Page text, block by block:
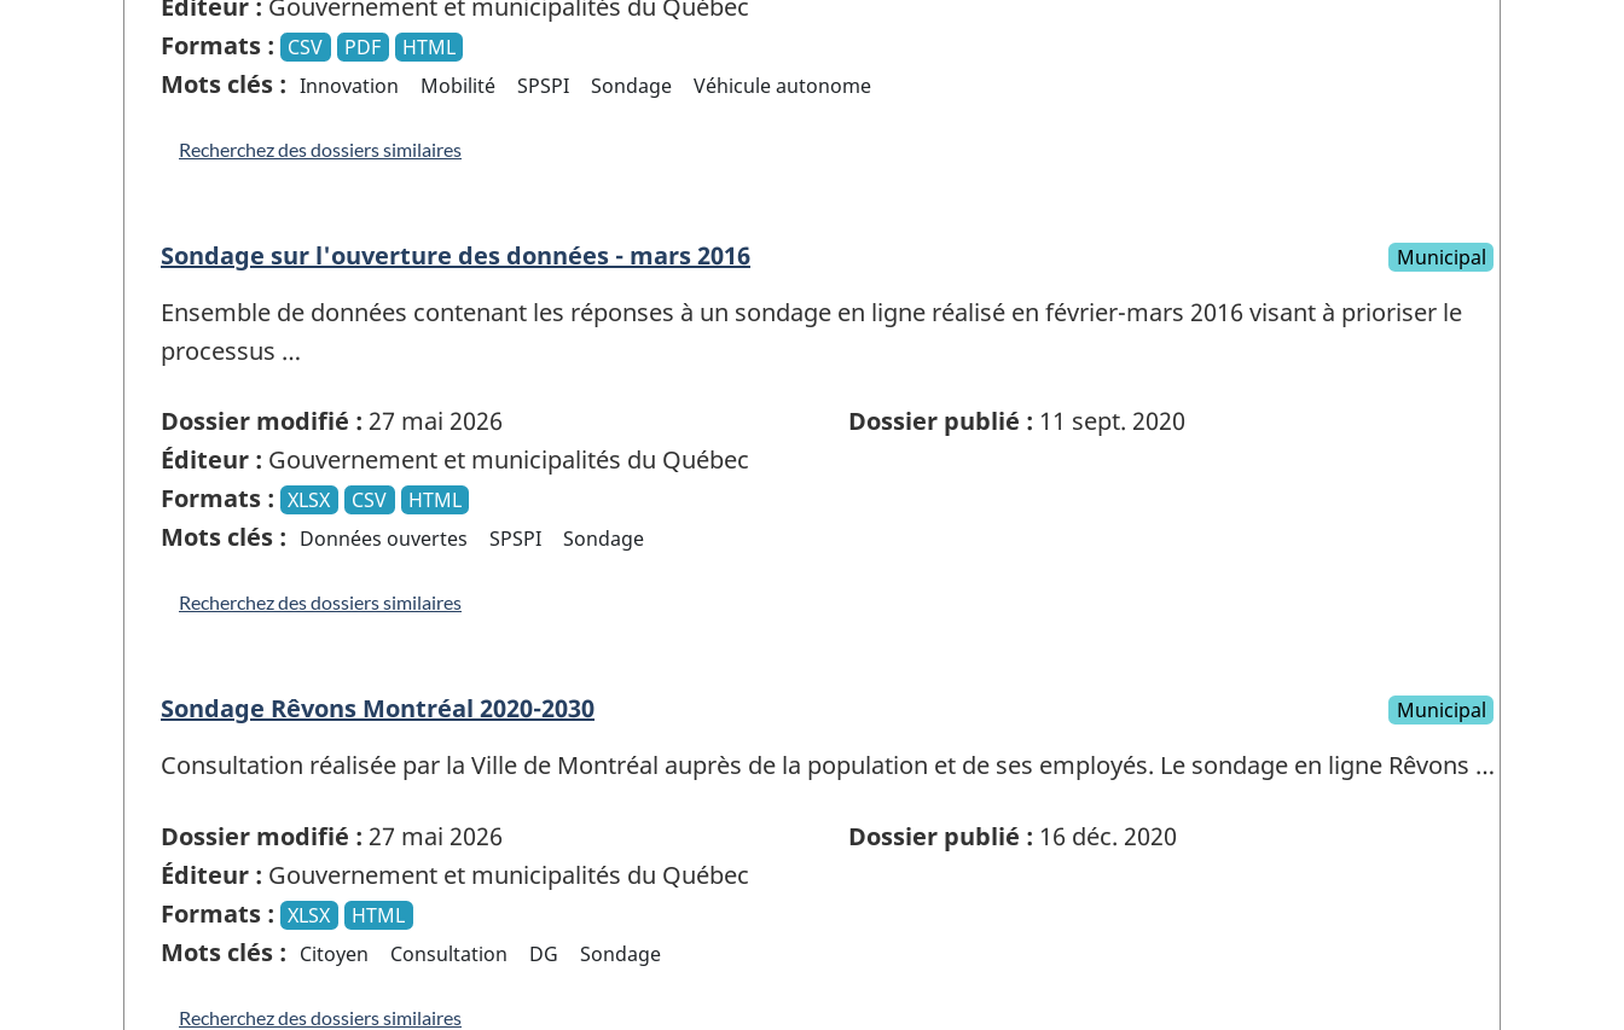
Formats : CSV PDF HTML
Mots clés : Innovation Mobilité SPSPI Sondage Véhicule autonome
Recherchez des dossiers similaires
Sondage sur l'ouverture des données - mars 2016 Municipal
Ensemble de données contenant les réponses à un sondage en ligne réalisé en février-mars 2016 visant à prioriser le
processus …
Dossier modifié : 27 mai 2026 Dossier publié : 11 sept. 2020
Éditeur : Gouvernement et municipalités du Québec
Formats : XLSX CSV HTML
Mots clés : Données ouvertes SPSPI Sondage
Recherchez des dossiers similaires
Sondage Rêvons Montréal 2020-2030 Municipal
Consultation réalisée par la Ville de Montréal auprès de la population et de ses employés. Le sondage en ligne Rêvons …
Dossier modifié : 27 mai 2026 Dossier publié : 16 déc. 2020
Éditeur : Gouvernement et municipalités du Québec
Formats : XLSX HTML
Mots clés : Citoyen Consultation DG Sondage
Recherchez des dossiers similaires